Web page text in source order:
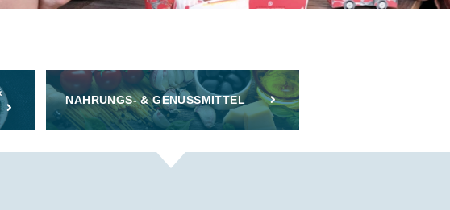
NAHRUNGS- & GENUSSMITTEL